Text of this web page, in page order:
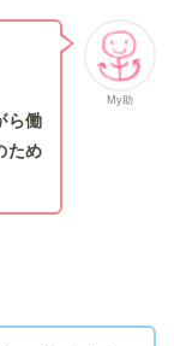
My助
ら働
ため